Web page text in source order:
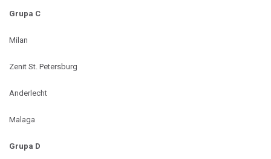
Grupa C
Milan
Zenit St. Petersburg
Anderlecht
Malaga
Grupa D